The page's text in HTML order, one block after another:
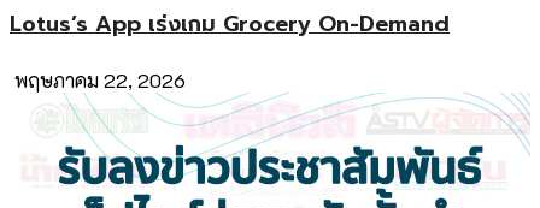
Lotus’s App เร่งเกม Grocery On-Demand
พฤษภาคม 22, 2026